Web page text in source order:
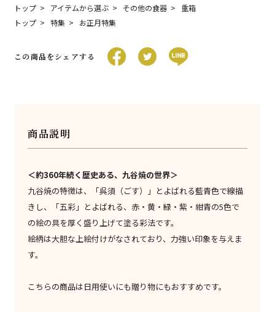
トップ アイテムから選ぶ その他の食器
重箱
トップ
特集 お正月特集
この商品をシェアする
商品説明
＜約360年続く歴史ある、九谷焼の世界＞
九谷焼の特徴は、「呉須（ごす）」とよばれる藍青色で線描
きし、「五彩」とよばれる、赤・黄・緑・紫・紺青の5色で
の絵の具を厚く盛り上げて塗る彩法です。
絵柄は大胆な上絵付けがなされており、力強い印象を与えま
す。
こちらの商品は日用使いにも贈り物にもおすすめです。